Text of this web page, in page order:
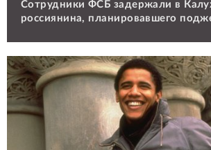
Сотрудники ФСБ задержали в
россиянина, планировавшего